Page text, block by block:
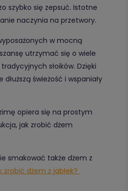
szybko się zepsuć. Istotne
naczynia na przetwory.
w mocną
utrzymać się o wiele
słoików. Dzięki
świeżość i wspaniały
opiera się na prostym
jak zrobić dżem
smakować także dżem z
zrobić dżem z jabłek?